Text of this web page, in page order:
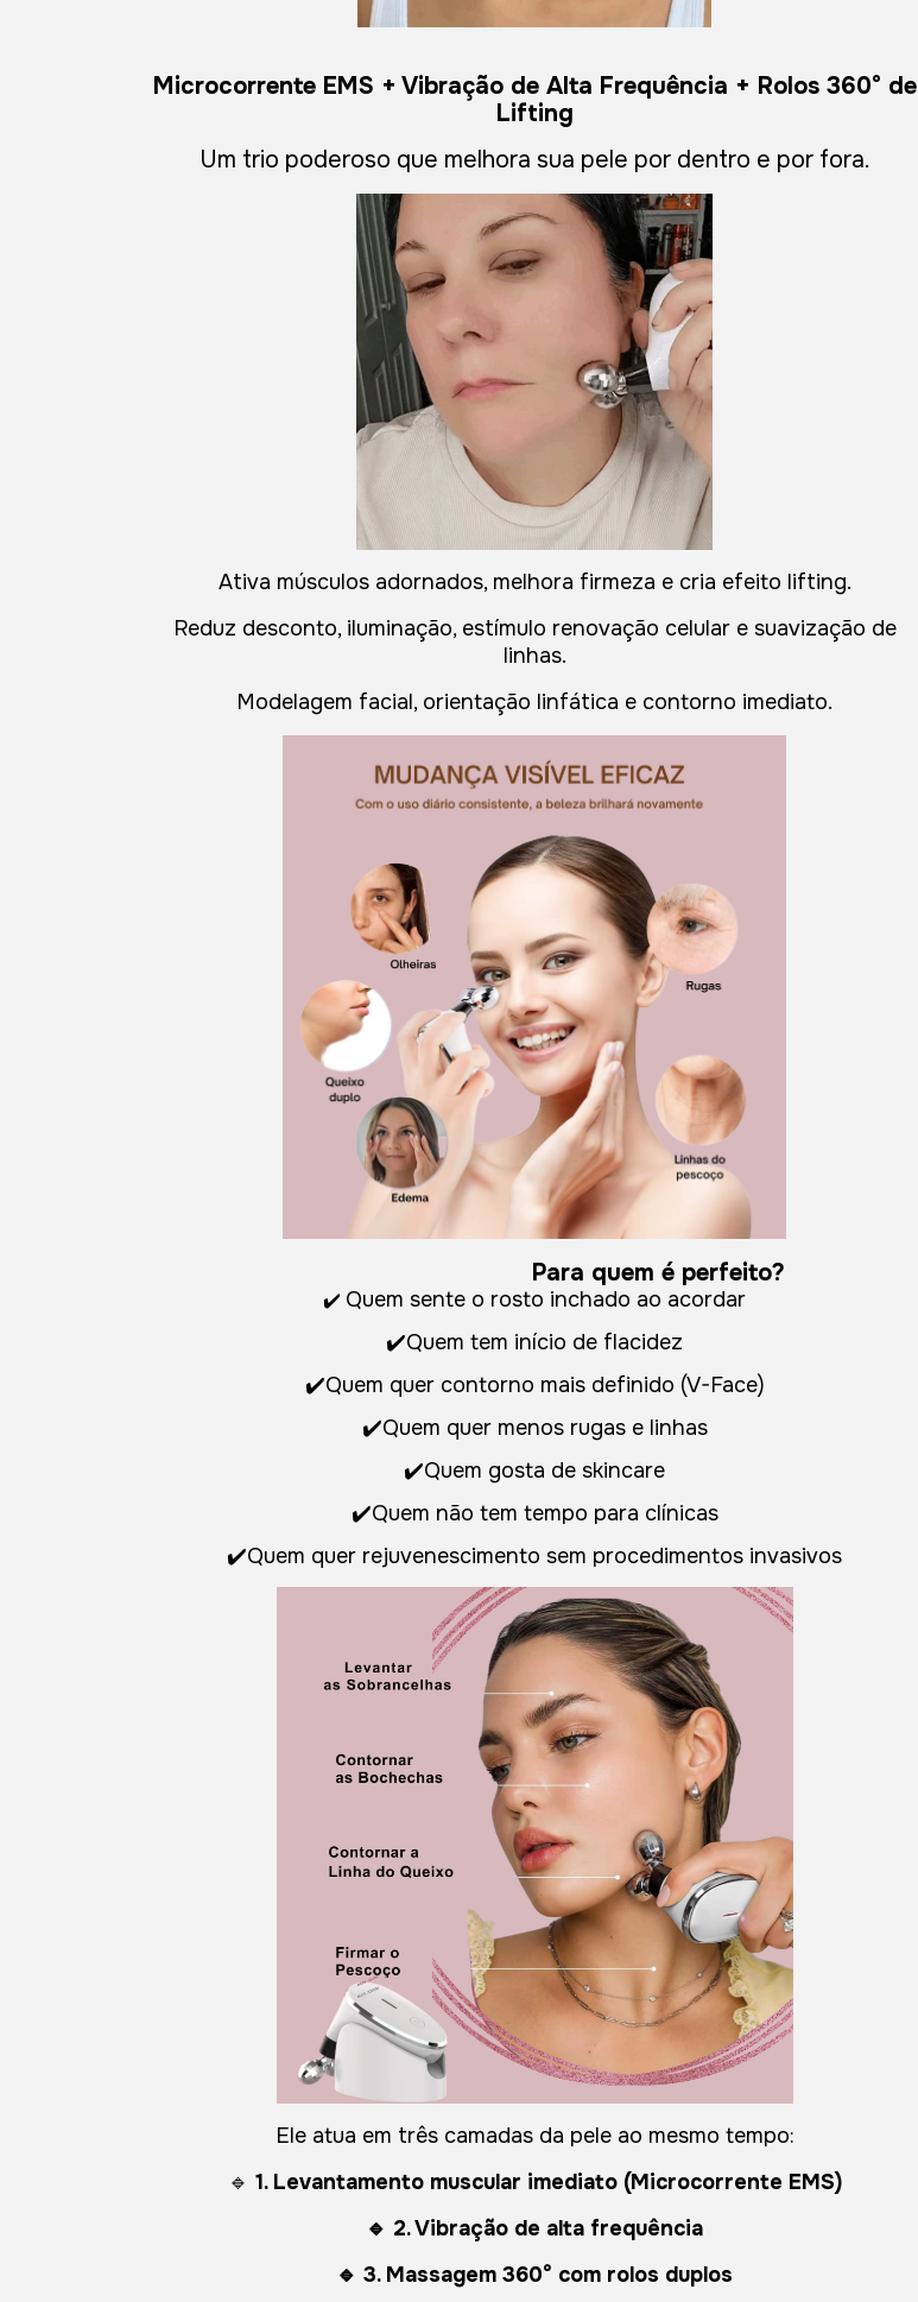
Microcorrente EMS + Vibração de Alta Frequência + Rolos 360° de
Lifting
Um trio poderoso que melhora sua pele por dentro e por fora.
Ativa músculos adornados, melhora firmeza e cria efeito lifting.
Reduz desconto, iluminação, estímulo renovação celular e suavização de
linhas.
Modelagem facial, orientação linfática e contorno imediato.
Para quem é perfeito?
✔️ Quem sente o rosto inchado ao acordar
✔️Quem tem início de flacidez
✔️Quem quer contorno mais definido (V-Face)
✔️Quem quer menos rugas e linhas
✔️Quem gosta de skincare
✔️Quem não tem tempo para clínicas
✔️Quem quer rejuvenescimento sem procedimentos invasivos
Ele atua em três camadas da pele ao mesmo tempo:
🔹 1. Levantamento muscular imediato (Microcorrente EMS)
🔹 2. Vibração de alta frequência
🔹 3. Massagem 360° com rolos duplos